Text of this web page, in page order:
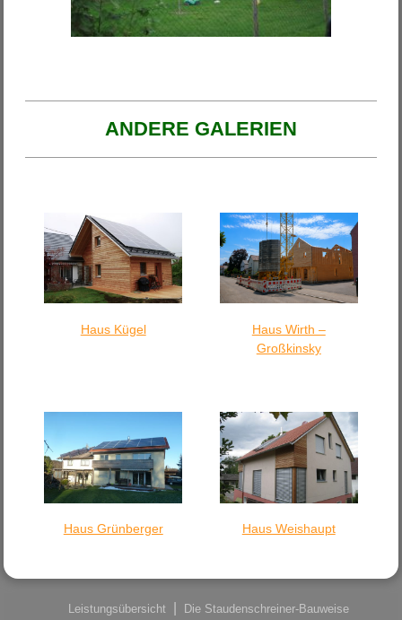
ANDERE GALERIEN
Haus Kügel
Haus Wirth –
Großkinsky
Haus Grünberger Haus Weishaupt
Leistungsübersicht
Die Staudenschreiner-Bauweise